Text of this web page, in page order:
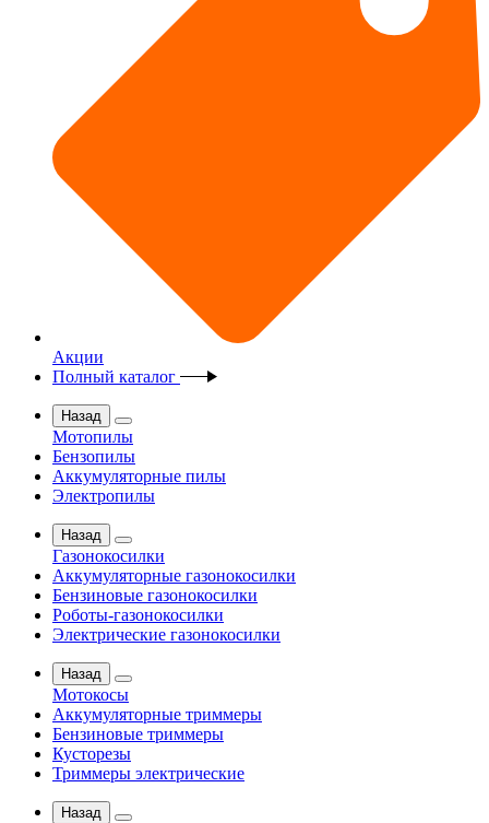
Акции
Полный каталог
Назад
Мотопилы
Бензопилы
Аккумуляторные пилы
Электропилы
Назад
Газонокосилки
Аккумуляторные газонокосилки
Бензиновые газонокосилки
Роботы-газонокосилки
Электрические газонокосилки
Назад
Мотокосы
Аккумуляторные триммеры
Бензиновые триммеры
Кусторезы
Триммеры электрические
Назад